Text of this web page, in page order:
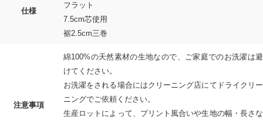
仕様
フラット
7.5cm芯使用
裾2.5cm三巻
注意事項
綿100%の天然素材の生地なので、ご家庭でのお洗濯は避
けてください。
お洗濯をされる場合にはクリーニング店にてドライクリー
ニングでご依頼ください。
生産ロットによって、プリント風合いや生地の幅・長さな